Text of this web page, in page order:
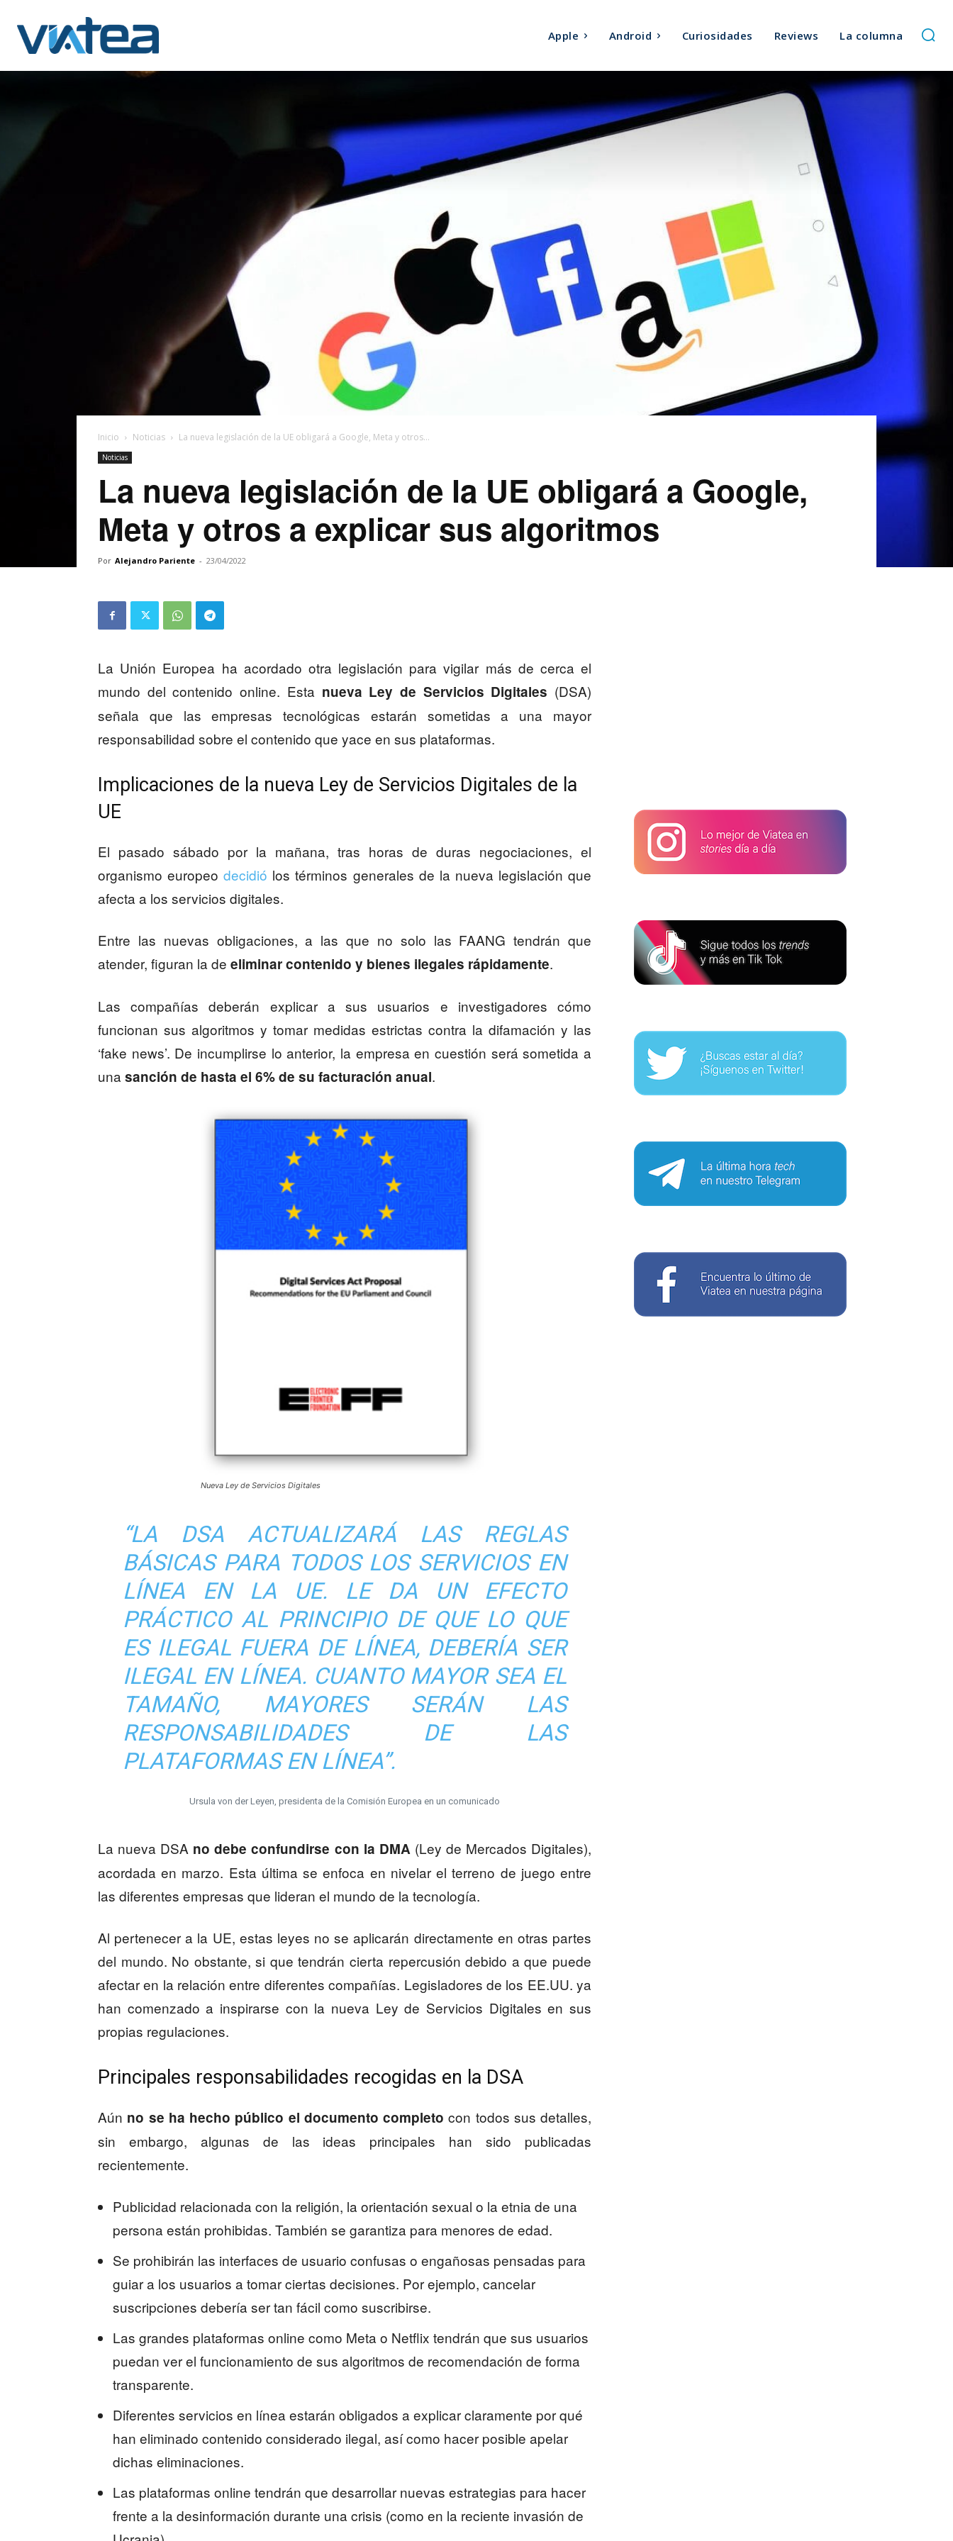
Apple Android Curiosidades Reviews La columna
Inicio Noticias La nueva legislación de la UE obligará a Google, Meta y otros...
Noticias
La nueva legislación de la UE obligará a Google,
Meta y otros a explicar sus algoritmos
Por Alejandro Pariente - 23/04/2022
La Unión Europea ha acordado otra legislación para vigilar más de cerca el
mundo del contenido online. Esta nueva Ley de Servicios Digitales (DSA)
señala que las empresas tecnológicas estarán sometidas a una mayor
responsabilidad sobre el contenido que yace en sus plataformas.
Implicaciones de la nueva Ley de Servicios Digitales de la
UE
El pasado sábado por la mañana, tras horas de duras negociaciones, el
organismo europeodecidió los términos generales de la nueva legislación que
afecta a los servicios digitales.
Entre las nuevas obligaciones, a las que no solo las FAANG tendrán que
atender, figuran la de eliminar contenido y bienes ilegales rápidamente.
Las compañías deberán explicar a sus usuarios e investigadores cómo
funcionan sus algoritmos y tomar medidas estrictas contra la difamación y las
‘fake news’. De incumplirse lo anterior, la empresa en cuestión será sometida a
una sanción de hasta el 6% de su facturación anual.
Nueva Ley de Servicios Digitales
“LA DSA ACTUALIZARÁ LAS REGLAS
BÁSICAS PARA TODOS LOS SERVICIOS EN
LÍNEA EN LA UE. LE DA UN EFECTO
PRÁCTICO AL PRINCIPIO DE QUE LO QUE
ES ILEGAL FUERA DE LÍNEA, DEBERÍA SER
ILEGAL EN LÍNEA. CUANTO MAYOR SEA EL
TAMAÑO, MAYORES SERÁN LAS
RESPONSABILIDADES DE LAS
PLATAFORMAS EN LÍNEA”.
Ursula von der Leyen, presidenta de la Comisión Europea en un comunicado
La nueva DSA no debe confundirse con la DMA (Ley de Mercados Digitales),
acordada en marzo. Esta última se enfoca en nivelar el terreno de juego entre
las diferentes empresas que lideran el mundo de la tecnología.
Al pertenecer a la UE, estas leyes no se aplicarán directamente en otras partes
del mundo. No obstante, si que tendrán cierta repercusión debido a que puede
afectar en la relación entre diferentes compañías. Legisladores de los EE.UU. ya
han comenzado a inspirarse con la nueva Ley de Servicios Digitales en sus
propias regulaciones.
Principales responsabilidades recogidas en la DSA
Aún no se ha hecho público el documento completo con todos sus detalles,
sin embargo, algunas de las ideas principales han sido publicadas
recientemente.
Publicidad relacionada con la religión, la orientación sexual o la etnia de una
persona están prohibidas. También se garantiza para menores de edad.
Se prohibirán las interfaces de usuario confusas o engañosas pensadas para
guiar a los usuarios a tomar ciertas decisiones. Por ejemplo, cancelar
suscripciones debería ser tan fácil como suscribirse.
Las grandes plataformas online como Meta o Netflix tendrán que sus usuarios
puedan ver el funcionamiento de sus algoritmos de recomendación de forma
transparente.
Diferentes servicios en línea estarán obligados a explicar claramente por qué
han eliminado contenido considerado ilegal, así como hacer posible apelar
dichas eliminaciones.
Las plataformas online tendrán que desarrollar nuevas estrategias para hacer
frente a la desinformación durante una crisis (como en la reciente invasión de